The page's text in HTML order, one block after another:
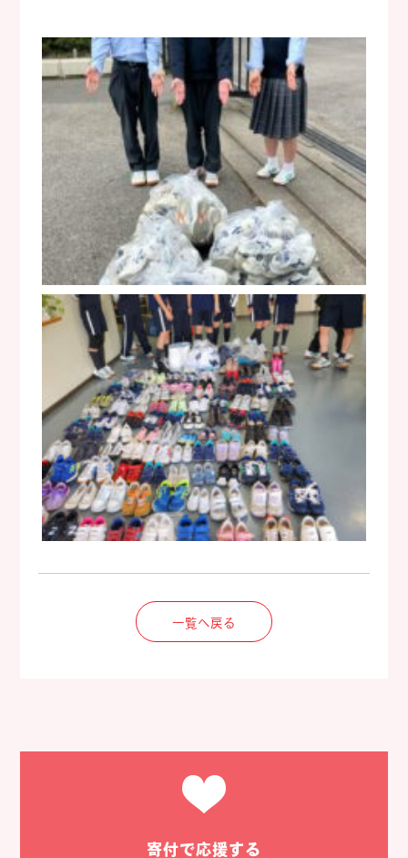
一覧へ戻る
寄付で応援する